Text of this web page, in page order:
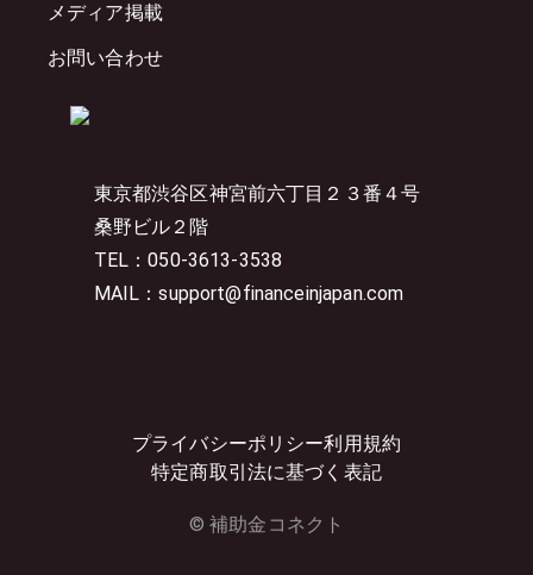
東京都渋谷区神宮前六丁目２３番４号
桑野ビル２階
TEL：050-3613-3538
MAIL：support@financeinjapan.com
プライバシーポリシー利用規約
特定商取引法に基づく表記
© 補助金コネクト
メディア掲載
お問い合わせ